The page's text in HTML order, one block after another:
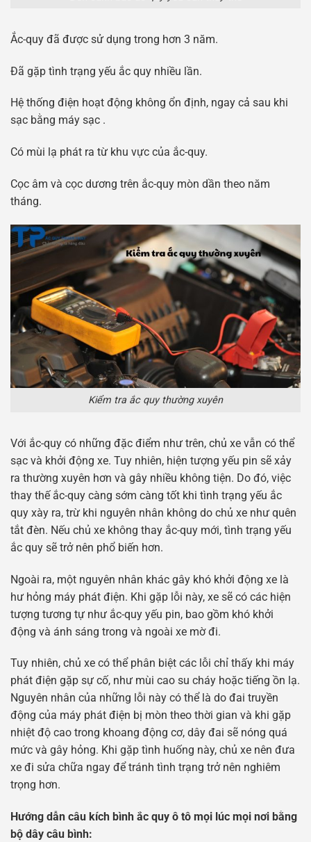
Ắc-quy đã được sử dụng trong hơn 3 năm.
Đã gặp tình trạng yếu ắc quy nhiều lần.
Hệ thống điện hoạt động không ổn định, ngay cả sau khi
sạc bằng máy sạc .
Có mùi lạ phát ra từ khu vực của ắc-quy.
Cọc âm và cọc dương trên ắc-quy mòn dần theo năm
tháng.
Kiểm tra ắc quy thường xuyên
Với ắc-quy có những đặc điểm như trên, chủ xe vẫn có thể
sạc và khởi động xe. Tuy nhiên, hiện tượng yếu pin sẽ xảy
ra thường xuyên hơn và gây nhiều không tiện. Do đó, việc
thay thế ắc-quy càng sớm càng tốt khi tình trạng yếu ắc
quy xày ra, trừ khi nguyên nhân không do chủ xe như quên
tắt đèn. Nếu chủ xe không thay ắc-quy mới, tình trạng yếu
ắc quy sẽ trở nên phổ biến hơn.
Ngoài ra, một nguyên nhân khác gây khó khởi động xe là
hư hỏng máy phát điện. Khi gặp lỗi này, xe sẽ có các hiện
tượng tương tự như ắc-quy yếu pin, bao gồm khó khởi
động và ánh sáng trong và ngoài xe mờ đi.
Tuy nhiên, chủ xe có thể phân biệt các lỗi chỉ thấy khi máy
phát điện gặp sự cố, như mùi cao su cháy hoặc tiếng ồn lạ.
Nguyên nhân của những lỗi này có thể là do đai truyền
động của máy phát điện bị mòn theo thời gian và khi gặp
nhiệt độ cao trong khoang động cơ, dây đai sẽ nóng quá
mức và gây hỏng. Khi gặp tình huống này, chủ xe nên đưa
xe đi sửa chữa ngay để tránh tình trạng trở nên nghiêm
trọng hơn.
Hướng dẫn câu kích bình ắc quy ô tô mọi lúc mọi nơi bằng
bộ dây câu bình: